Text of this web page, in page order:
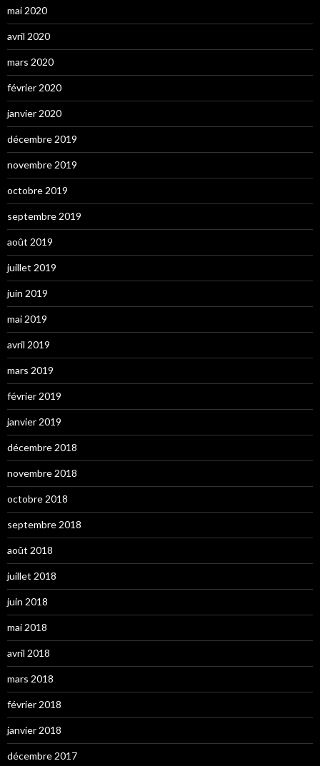
mai 2020
avril 2020
mars 2020
février 2020
janvier 2020
décembre 2019
novembre 2019
octobre 2019
septembre 2019
août 2019
juillet 2019
juin 2019
mai 2019
avril 2019
mars 2019
février 2019
janvier 2019
décembre 2018
novembre 2018
octobre 2018
septembre 2018
août 2018
juillet 2018
juin 2018
mai 2018
avril 2018
mars 2018
février 2018
janvier 2018
décembre 2017